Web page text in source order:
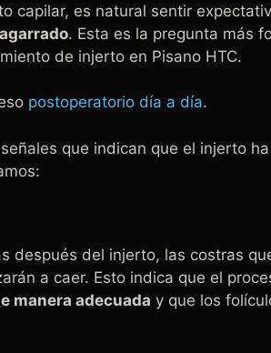
capilar, es natural sentir
. Esta es la pregunta más
de injerto en Pisano HTC.
postoperatorio día a día.
que indican que el injerto
después del injerto, las costras
a caer. Esto indica que el
manera adecuada y que los